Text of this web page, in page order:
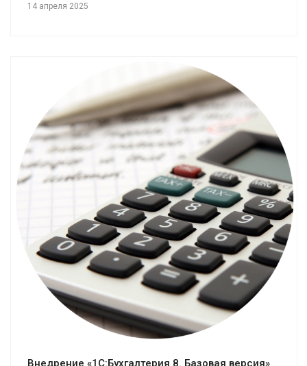
14 апреля 2025
Смотреть проект
Внедрение «1С:Бухгалтерия 8. Базовая версия»